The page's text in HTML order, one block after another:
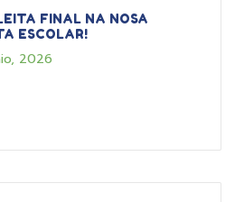
FINAL NA NOSA
ESCOLAR!
2026